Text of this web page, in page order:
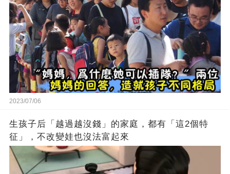
2023/07/06
生孩子后「越過越沒錢」的家庭，都有「這2個特
征」，不改變娃也沒法富起來